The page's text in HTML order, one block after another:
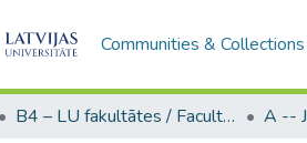
Communities & Collections
B4 – LU fakultātes / Faculties of the UL